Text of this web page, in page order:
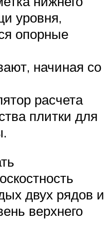
уровня,
опорные
начиная со
расчета
плитки для
двух рядов и
верхнего